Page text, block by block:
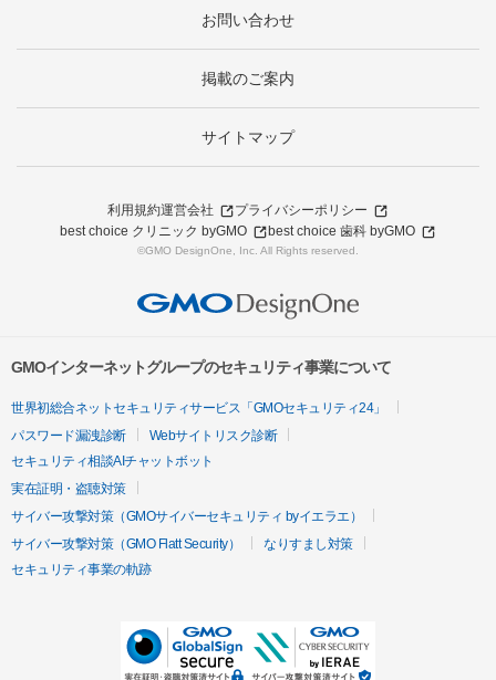
お問い合わせ
掲載のご案内
サイトマップ
利用規約運営会社
プライバシーポリシー
best choice クリニック byGMO
best choice 歯科 byGMO
©GMO DesignOne, Inc. All Rights reserved.
GMOインターネットグループのセキュリティ事業について
世界初総合ネットセキュリティサービス「GMOセキュリティ24」
パスワード漏洩診断
Webサイトリスク診断
セキュリティ相談AIチャットボット
実在証明・盗聴対策
サイバー攻撃対策（GMOサイバーセキュリティ byイエラエ）
サイバー攻撃対策（GMO Flatt Security）
なりすまし対策
セキュリティ事業の軌跡